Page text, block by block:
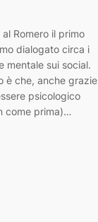
Romero il primo
dialogato circa i
mentale sui social.
è che, anche grazie
psicologico
come prima)…